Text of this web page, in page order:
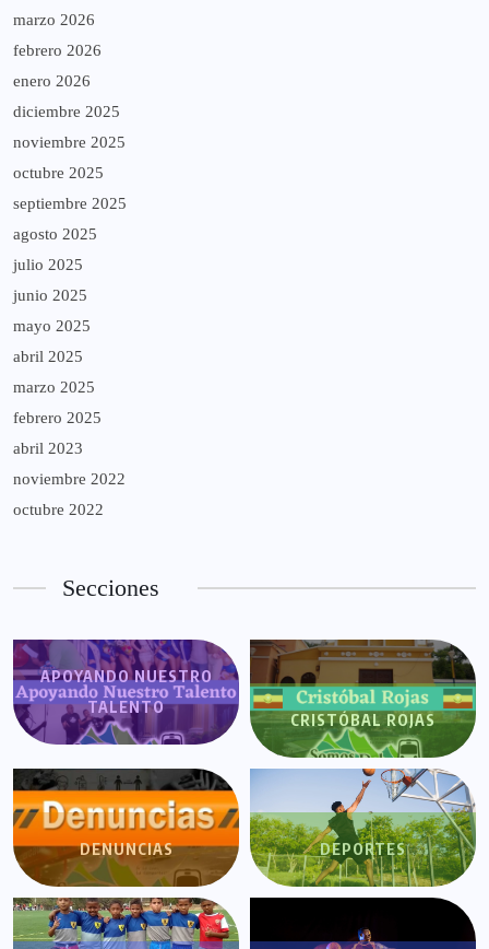
marzo 2026
febrero 2026
enero 2026
diciembre 2025
noviembre 2025
octubre 2025
septiembre 2025
agosto 2025
julio 2025
junio 2025
mayo 2025
abril 2025
marzo 2025
febrero 2025
abril 2023
noviembre 2022
octubre 2022
Secciones
APOYANDO NUESTRO
TALENTO
CRISTÓBAL ROJAS
DENUNCIAS DEPORTES